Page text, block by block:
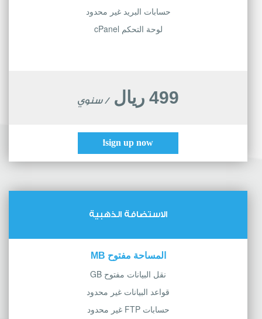
حسابات البريد غير محدود
لوحة التحكم cPanel
499 ريال / سنوي
sign up now!
الاستضافة الذهبية
المساحة مفتوح MB
نقل البيانات مفتوح GB
قواعد البيانات غير محدود
حسابات FTP غير محدود